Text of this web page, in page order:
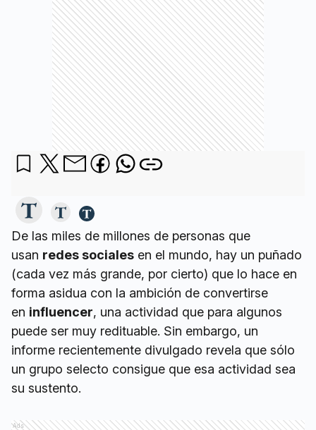
De las miles de millones de personas que
usan redes sociales en el mundo, hay un puñado
(cada vez más grande, por cierto) que lo hace en
forma asidua con la ambición de convertirse
en influencer, una actividad que para algunos
puede ser muy redituable. Sin embargo, un
informe recientemente divulgado revela que sólo
un grupo selecto consigue que esa actividad sea
su sustento.
Ads